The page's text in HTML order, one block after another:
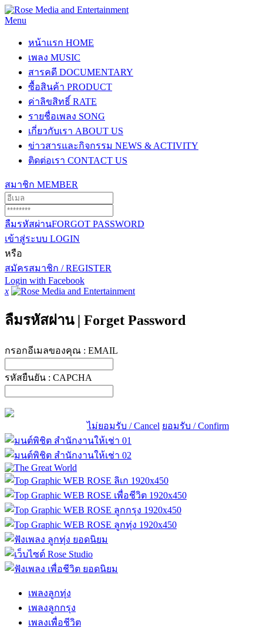
Menu
หน้าแรก HOME
เพลง MUSIC
สารคดี DOCUMENTARY
ซื้อสินค้า PRODUCT
ค่าลิขสิทธิ์ RATE
รายชื่อเพลง SONG
เกี่ยวกับเรา ABOUT US
ข่าวสารและกิจกรรม NEWS & ACTIVITY
ติดต่อเรา CONTACT US
สมาชิก MEMBER
ลืมรหัสผ่านFORGOT PASSWORD
เข้าสู่ระบบ LOGIN
หรือ
สมัครสมาชิก / REGISTER
Login with Facebook
x
ลืมรหัสผ่าน | Forget Password
กรอกอีเมลของคุณ : EMAIL
รหัสยืนยัน : CAPCHA
ไม่ยอมรับ / Cancel ยอมรับ / Confirm
เพลงลูกทุ่ง
เพลงลูกกรุง
เพลงเพื่อชีวิต